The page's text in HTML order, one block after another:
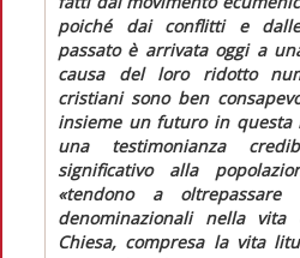
poiché dai conflitti e
passato è arrivata oggi a
causa del loro ridotto
cristiani sono ben
insieme un futuro in questa
una testimonianza
significativo alla
«tendono a
denominazionali nella
Chiesa, compresa la vita